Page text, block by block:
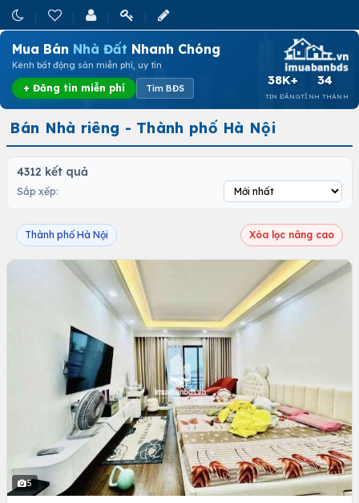
Mua Bán Nhà Đất Nhanh Chóng
Kênh bất động sản miễn phí, uy tín
+ Đăng tin miễn phí Tìm BĐS
38K+
TIN ĐĂNG
34
TỈNH THÀNH
Bán Nhà riêng - Thành phố Hà Nội
4312 kết quả
Sắp xếp:
Thành phố Hà Nội Xóa lọc nâng cao
5